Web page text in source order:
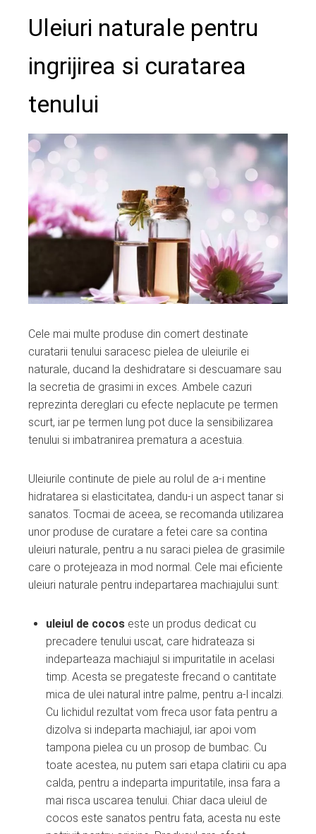
Uleiuri naturale pentru
ingrijirea si curatarea
tenului
Cele mai multe produse din comert destinate
curatarii tenului saracesc pielea de uleiurile ei
naturale, ducand la deshidratare si descuamare sau
la secretia de grasimi in exces. Ambele cazuri
reprezinta dereglari cu efecte neplacute pe termen
scurt, iar pe termen lung pot duce la sensibilizarea
tenului si imbatranirea prematura a acestuia.
Uleiurile continute de piele au rolul de a-i mentine
hidratarea si elasticitatea, dandu-i un aspect tanar si
sanatos. Tocmai de aceea, se recomanda utilizarea
unor produse de curatare a fetei care sa contina
uleiuri naturale, pentru a nu saraci pielea de grasimile
care o protejeaza in mod normal. Cele mai eficiente
uleiuri naturale pentru indepartarea machiajului sunt:
uleiul de cocos este un produs dedicat cu
precadere tenului uscat, care hidrateaza si
indeparteaza machiajul si impuritatile in acelasi
timp. Acesta se pregateste frecand o cantitate
mica de ulei natural intre palme, pentru a-l incalzi.
Cu lichidul rezultat vom freca usor fata pentru a
dizolva si indeparta machiajul, iar apoi vom
tampona pielea cu un prosop de bumbac. Cu
toate acestea, nu putem sari etapa clatirii cu apa
calda, pentru a indeparta impuritatile, insa fara a
mai risca uscarea tenului. Chiar daca uleiul de
cocos este sanatos pentru fata, acesta nu este